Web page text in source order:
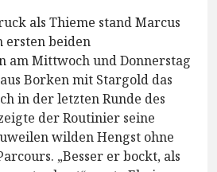
als Thieme stand Marcus
ersten beiden
am Mittwoch und Donnerstag
Borken mit Stargold das
in der letzten Runde des
der Routinier seine
wilden Hengst ohne
„Besser er bockt, als